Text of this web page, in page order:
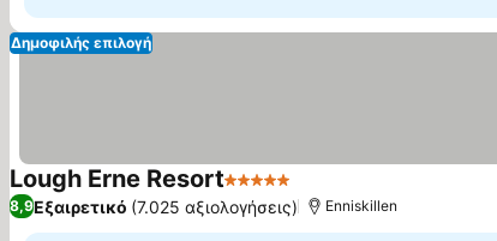
Δημοφιλής επιλογή
Lough Erne Resort5 Αστέρια
8,9Εξαιρετικό (7.025 αξιολογήσεις) Enniskillen